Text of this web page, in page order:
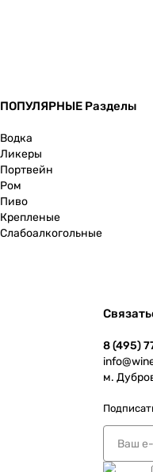
ПОПУЛЯРНЫЕ Разделы
Водка
Ликеры
Портвейн
Ром
Пиво
Крепленые
Слабоалкогольные
8 (495)
м.